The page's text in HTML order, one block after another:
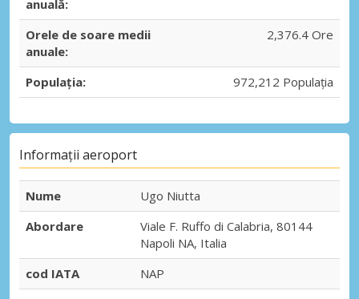
anuală:
Orele de soare medii
anuale:
2,376.4 Ore
Populația: 972,212 Populația
Informații aeroport
Nume
Ugo Niutta
Abordare
Viale F. Ruffo di Calabria, 80144
Napoli NA, Italia
cod IATA
NAP